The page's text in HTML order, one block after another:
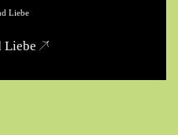
Liebe
Liebe